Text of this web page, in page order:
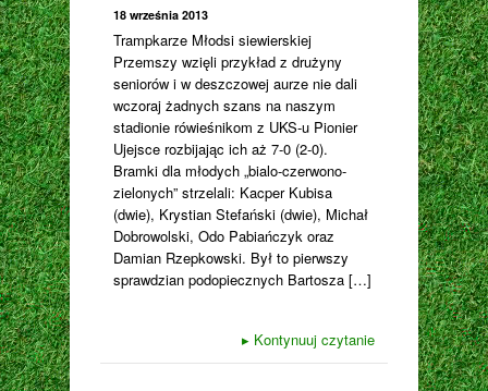
18 września 2013
Trampkarze Młodsi siewierskiej
Przemszy wzięli przykład z drużyny
seniorów i w deszczowej aurze nie dali
wczoraj żadnych szans na naszym
stadionie rówieśnikom z UKS-u Pionier
Ujejsce rozbijając ich aż 7-0 (2-0).
Bramki dla młodych „bialo-czerwono-
zielonych” strzelali: Kacper Kubisa
(dwie), Krystian Stefański (dwie), Michał
Dobrowolski, Odo Pabiańczyk oraz
Damian Rzepkowski. Był to pierwszy
sprawdzian podopiecznych Bartosza […]
▸ Kontynuuj czytanie